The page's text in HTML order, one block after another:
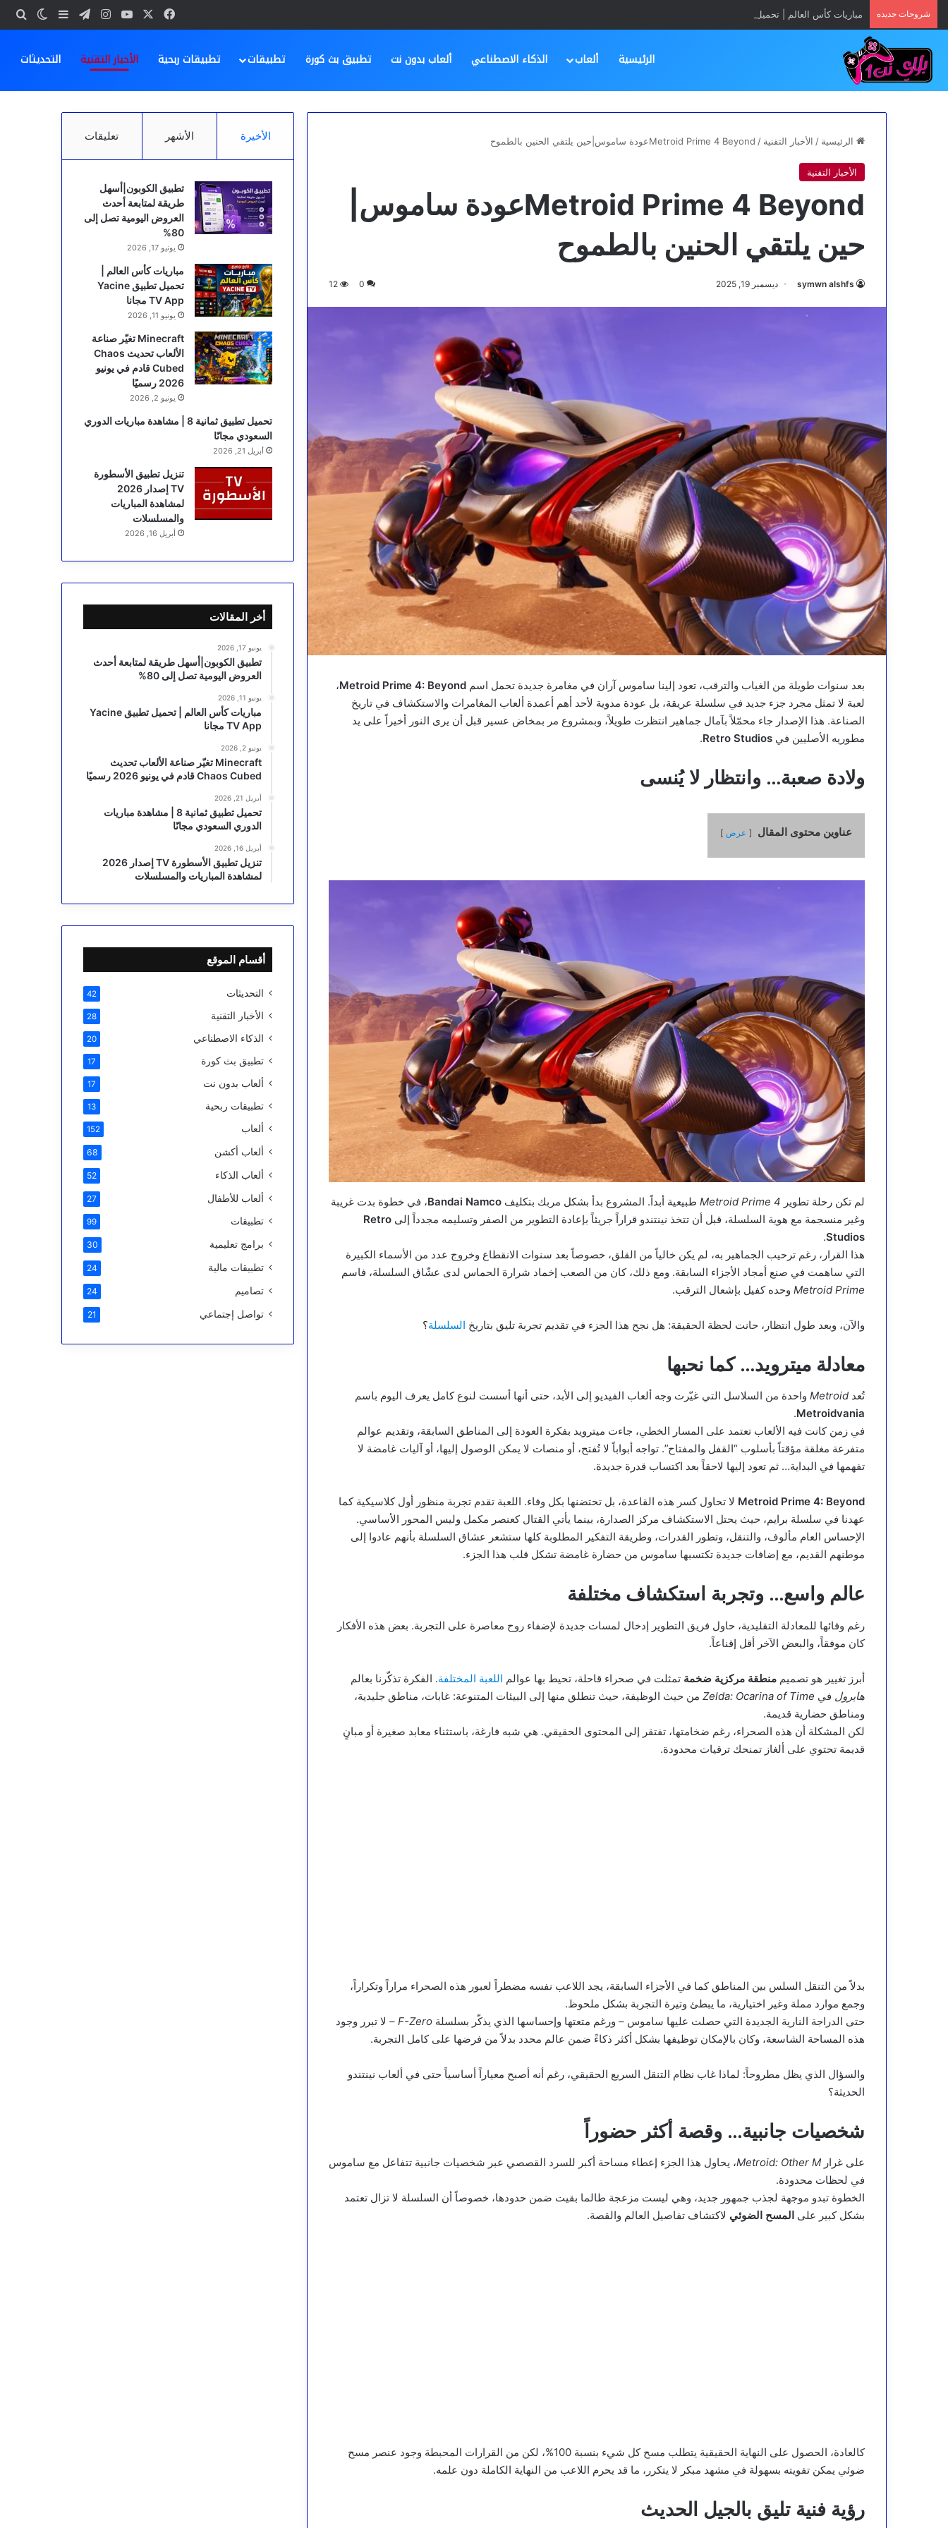
شروحات جديده مباريات كأس العالم | تحميل تطبيق Yacine TV App مجانا فيسبوك ‫YouTube
انستقرام
تيلقرامإضافة عمود
الوضع
الرئيسية ألعاب الذكاء الاصطناعي ألعاب بدون نت تطبيق بث كورة تطبيقات تطبيقات ربحية الأخبار التقنية التحديثات
الرئيسية / الأخبار التقنية / Metroid Prime 4 Beyondعودة ساموس|حين يلتقي الحنين بالطموح
الأخبار التقنية
Metroid Prime 4 Beyondعودة ساموس|
حين يلتقي الحنين بالطموح
symwn alshfs ديسمبر 19, 2025 0
12
بعد سنوات طويلة من الغياب والترقب، تعود إلينا ساموس آران في مغامرة جديدة تحمل اسم Metroid Prime 4: Beyond،
لعبة لا تمثل مجرد جزء جديد في سلسلة عريقة، بل عودة مدوية لأحد أهم أعمدة ألعاب المغامرات والاستكشاف في تاريخ
الصناعة. هذا الإصدار جاء محمّلاً بآمال جماهير انتظرت طويلاً، وبمشروع مر بمخاض عسير قبل أن يرى النور أخيراً على يد
مطوريه الأصليين في Retro Studios
.
ولادة صعبة… وانتظار لا يُنسى
عناوين محتوى المقال عرض
لم تكن رحلة تطوير Metroid Prime 4 طبيعية أبداً. المشروع بدأ بشكل مربك بتكليف Bandai Namco، في خطوة بدت غريبة
وغير منسجمة مع هوية السلسلة، قبل أن تتخذ نينتندو قراراً جريئاً بإعادة التطوير من الصفر وتسليمه مجدداً إلى Retro
Studios
.
هذا القرار، رغم ترحيب الجماهير به، لم يكن خالياً من القلق، خصوصاً بعد سنوات الانقطاع وخروج عدد من الأسماء الكبيرة
التي ساهمت في صنع أمجاد الأجزاء السابقة. ومع ذلك، كان من الصعب إخماد شرارة الحماس لدى عشّاق السلسلة، فاسم
Metroid Prime وحده كفيل بإشعال الترقب.
والآن، وبعد طول انتظار، حانت لحظة الحقيقة: هل نجح هذا الجزء في تقديم تجربة تليق بتاريخ السلسلة؟
معادلة ميترويد… كما نحبها
تُعد Metroid واحدة من السلاسل التي غيّرت وجه ألعاب الفيديو إلى الأبد، حتى أنها أسست لنوع كامل يعرف اليوم باسم
Metroidvania
.
في زمن كانت فيه الألعاب تعتمد على المسار الخطي، جاءت ميترويد بفكرة العودة إلى المناطق السابقة، وتقديم عوالم
متفرعة مغلقة مؤقتاً بأسلوب “القفل والمفتاح”. تواجه أبواباً لا تُفتح، أو منصات لا يمكن الوصول إليها، أو آليات غامضة لا
تفهمها في البداية… ثم تعود إليها لاحقاً بعد اكتساب قدرة جديدة.
Metroid Prime 4: Beyond لا تحاول كسر هذه القاعدة، بل تحتضنها بكل وفاء. اللعبة تقدم تجربة منظور أول كلاسيكية كما
عهدنا في سلسلة برايم، حيث يحتل الاستكشاف مركز الصدارة، بينما يأتي القتال كعنصر مكمل وليس المحور الأساسي.
الإحساس العام مألوف، والتنقل، وتطور القدرات، وطريقة التفكير المطلوبة كلها ستشعر عشاق السلسلة بأنهم عادوا إلى
موطنهم القديم، مع إضافات جديدة تكتسبها ساموس من حضارة غامضة تشكل قلب هذا الجزء.
عالم واسع… وتجربة استكشاف مختلفة
رغم وفائها للمعادلة التقليدية، حاول فريق التطوير إدخال لمسات جديدة لإضفاء روح معاصرة على التجربة. بعض هذه الأفكار
كان موفقاً، والبعض الآخر أقل إقناعاً.
أبرز تغيير هو تصميم منطقة مركزية ضخمة تمثلت في صحراء قاحلة، تحيط بها عوالم اللعبة المختلفة. الفكرة تذكّرنا بعالم
هايرول في Zelda: Ocarina of Time من حيث الوظيفة، حيث تنطلق منها إلى البيئات المتنوعة: غابات، مناطق جليدية،
ومناطق حضارية قديمة.
لكن المشكلة أن هذه الصحراء، رغم ضخامتها، تفتقر إلى المحتوى الحقيقي. هي شبه فارغة، باستثناء معابد صغيرة أو مبانٍ
قديمة تحتوي على ألغاز تمنحك ترقيات محدودة.
بدلاً من التنقل السلس بين المناطق كما في الأجزاء السابقة، يجد اللاعب نفسه مضطراً لعبور هذه الصحراء مراراً وتكراراً،
وجمع موارد مملة وغير اختيارية، ما يبطئ وتيرة التجربة بشكل ملحوظ.
حتى الدراجة النارية الجديدة التي حصلت عليها ساموس – ورغم متعتها وإحساسها الذي يذكّر بسلسلة F-Zero – لا تبرر وجود
هذه المساحة الشاسعة، وكان بالإمكان توظيفها بشكل أكثر ذكاءً ضمن عالم محدد بدلاً من فرضها على كامل التجربة.
والسؤال الذي يظل مطروحاً: لماذا غاب نظام التنقل السريع الحقيقي، رغم أنه أصبح معياراً أساسياً حتى في ألعاب نينتندو
الحديثة؟
شخصيات جانبية… وقصة أكثر حضوراً
على غرار Metroid: Other M، يحاول هذا الجزء إعطاء مساحة أكبر للسرد القصصي عبر شخصيات جانبية تتفاعل مع ساموس
في لحظات محدودة.
الخطوة تبدو موجهة لجذب جمهور جديد، وهي ليست مزعجة طالما بقيت ضمن حدودها، خصوصاً أن السلسلة لا تزال تعتمد
بشكل كبير على المسح الضوئي لاكتشاف تفاصيل العالم والقصة.
كالعادة، الحصول على النهاية الحقيقية يتطلب مسح كل شيء بنسبة 100%، لكن من القرارات المحبطة وجود عنصر مسح
ضوئي يمكن تفويته بسهولة في مشهد مبكر لا يتكرر، ما قد يحرم اللاعب من النهاية الكاملة دون علمه.
رؤية فنية تليق بالجيل الحديث
الأخيرة الأشهر تعليقات
تطبيق الكوبون|أسهل
طريقة لمتابعة أحدث
العروض اليومية تصل إلى
80%
يونيو 17, 2026
مباريات كأس العالم |
تحميل تطبيق Yacine
TV App مجانا
يونيو 11, 2026
Minecraft تغيّر صناعة
الألعاب تحديث Chaos
Cubed قادم في يونيو
2026 رسميًا
يونيو 2, 2026
تحميل تطبيق ثمانية 8 | مشاهدة مباريات الدوري
السعودي مجانًا
أبريل 21, 2026
تنزيل تطبيق الأسطورة
TV إصدار 2026
لمشاهدة المباريات
والمسلسلات
أبريل 16, 2026
أخر المقالات
يونيو 17, 2026
تطبيق الكوبون|أسهل طريقة لمتابعة أحدث
العروض اليومية تصل إلى 80%
يونيو 11, 2026
مباريات كأس العالم | تحميل تطبيق Yacine
TV App مجانا
يونيو 2, 2026
Minecraft تغيّر صناعة الألعاب تحديث
Chaos Cubed قادم في يونيو 2026 رسميًا
أبريل 21, 2026
تحميل تطبيق ثمانية 8 | مشاهدة مباريات
الدوري السعودي مجانًا
أبريل 16, 2026
تنزيل تطبيق الأسطورة TV إصدار 2026
لمشاهدة المباريات والمسلسلات
أقسام الموقع
التحديثات 42
الأخبار التقنية 28
الذكاء الاصطناعي 20
تطبيق بث كورة 17
ألعاب بدون نت 17
تطبيقات ربحية 13
ألعاب 152
ألعاب أكشن 68
ألعاب الذكاء 52
ألعاب للأطفال 27
تطبيقات 99
برامج تعليمية 30
تطبيقات مالية 24
تصاميم 24
تواصل إجتماعي 21